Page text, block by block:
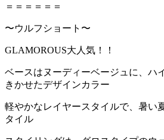
＝＝＝＝＝＝
〜ウルフショート〜
GLAMOROUS大人気！！
ベースはヌーディーベージュに、ハ
きかせたデザインカラー
軽やかなレイヤースタイルで、暑い
タイル